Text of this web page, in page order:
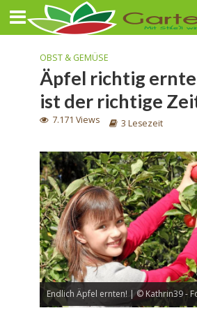
OBST & GEMÜSE
Äpfel richtig
ist der richtige
7.171 Views 3 Lesezeit
Endlich Äpfel ernten! | © Kathrin39 -